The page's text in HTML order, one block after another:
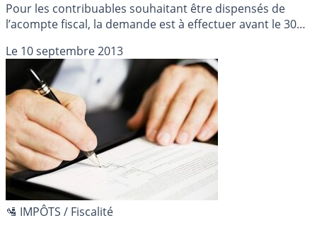
Pour les contribuables souhaitant être dispensés de
l’acompte fiscal, la demande est à effectuer avant le 30
Le 10 septembre 2013
🛂 IMPÔTS / Fiscalité